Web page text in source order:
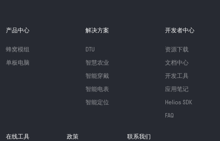
产品中心
蜂窝模组
单板电脑
解决方案
DTU
智慧农业
智能穿戴
智能电表
智能定位
开发者中心
资源下载
文档中心
开发工具
应用笔记
Helios SDK
FAQ
在线工具 政策 联系我们